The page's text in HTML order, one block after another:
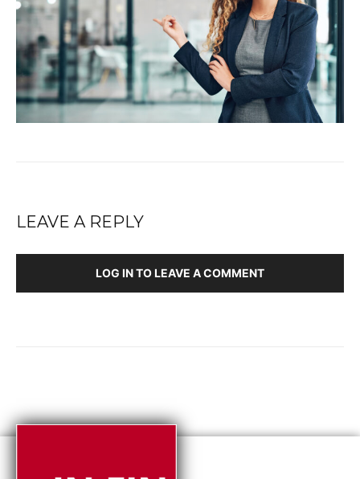
LEAVE A REPLY
LOG IN TO LEAVE A COMMENT